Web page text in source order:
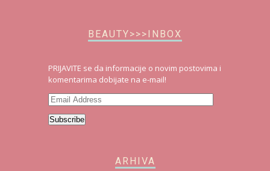
BEAUTY>>>INBOX
PRIJAVITE se da informacije o novim postovima i
komentarima dobijate na e-mail!
Email
Address
Subscribe
ARHIVA